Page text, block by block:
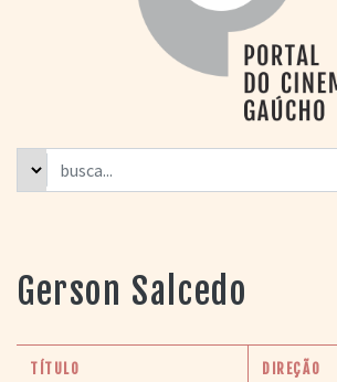
> BIBLIOTECA
ROMEU GRIMALDI
> GRADE SEMANAL
> PREÇOS E
DESCONTOS
PORTAL DO
CINEMA GAÚCHO
Gerson Salcedo
TÍTULO DIREÇÃO